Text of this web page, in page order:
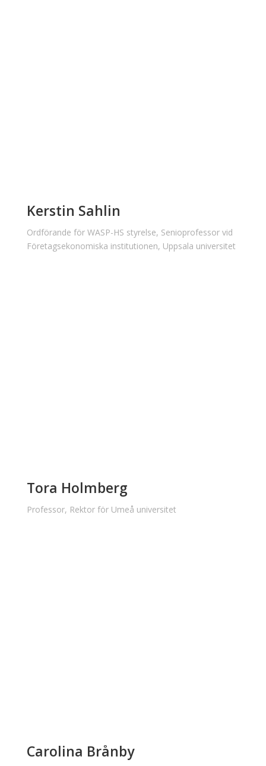
Kerstin Sahlin
Ordförande för WASP-HS styrelse, Senioprofessor vid
Företagsekonomiska institutionen, Uppsala universitet
Tora Holmberg
Professor, Rektor för Umeå universitet
Carolina Brånby